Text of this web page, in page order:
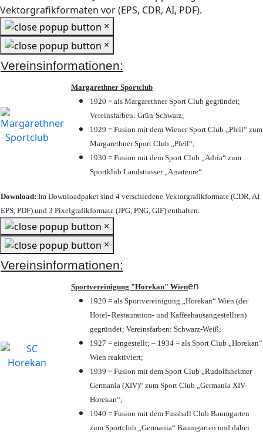
Vektorgrafikformaten vor (EPS, CDR, AI, PDF).
×
×
Vereinsinformationen:
Margarethner Sportclub
1920 = als Margarethner Sport Club gegründet;
Vereinsfarben: Grün-Schwarz;
1929 = Fusion mit dem Wiener Sport Club „Pfeil“ zum
Margarethner Sport Club „Pfeil“;
1930 = Fusion mit dem Sport Club „Adria“ zum
Sportklub Landstrasser „Amateure“
Download: Im Downloadpaket sind 4 verschiedene Vektorgrafikformate (CDR, AI
EPS, PDF) und 3 Pixelgrafikformate (JPG, PNG, GIF) enthalten.
×
×
Vereinsinformationen:
Sportvereinigung "Horekan" Wienen
1920 = als Sportvereinigung „Horekan“ Wien (der
Hotel- Restauration- und Kaffeehausangestellten)
gegründet; Vereinsfarben: Schwarz-Weiß;
1927 = eingestellt; – 1934 = als Sport Club „Horekan“
Wien reaktiviert;
1939 = Fusion mit dem Sport Club „Rudolfsheimer
Germania (XIV)“ zum Sport Club „Germania XIV-
Horekan“;
1940 = Fusion mit dem Fussball Club Baumgarten
zum Sportclub „Germania“ Baumgarten und dabei